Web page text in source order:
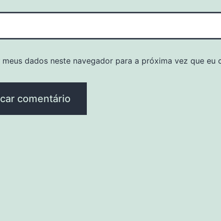
meus dados neste navegador para a próxima vez que eu